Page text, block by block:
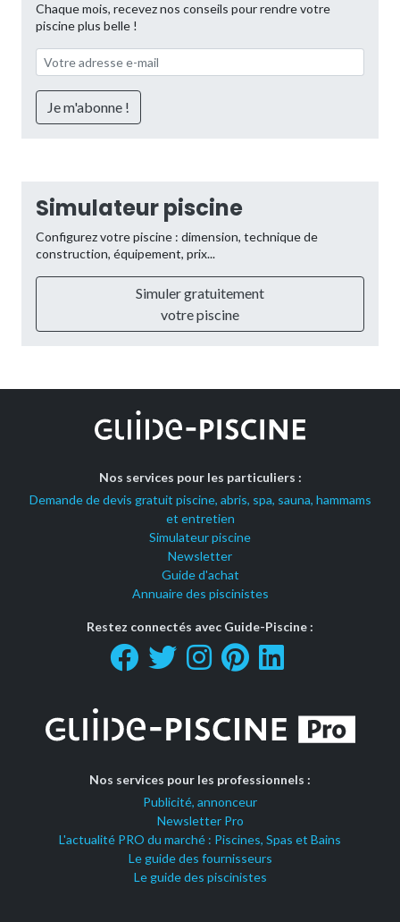
Chaque mois, recevez nos conseils pour rendre votre
piscine plus belle !
Simulateur piscine
Configurez votre piscine : dimension, technique de
construction, équipement, prix...
Simuler gratuitement
votre piscine
Nos services pour les particuliers :
Demande de devis gratuit piscine, abris, spa, sauna, hammams
et entretien
Simulateur piscine
Newsletter
Guide d'achat
Annuaire des piscinistes
Restez connectés avec Guide-Piscine :
Nos services pour les professionnels :
Publicité, annonceur
Newsletter Pro
L'actualité PRO du marché : Piscines, Spas et Bains
Le guide des fournisseurs
Le guide des piscinistes